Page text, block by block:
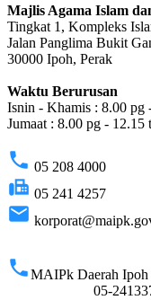
Majlis Agama Islam
Tingkat 1, Kompleks
Jalan Panglima Bukit
30000 Ipoh, Perak
Waktu Berurusan
Isnin - Khamis : 8.00 pg
Jumaat : 8.00 pg -
phone 05 208 4000
fax 05 241 4257
email
phoneMAIPk Daerah Ipoh
05-